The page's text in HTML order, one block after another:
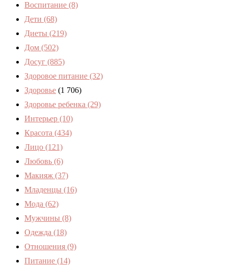
Воспитание (8)
Дети (68)
Диеты (219)
Дом (502)
Досуг (885)
Здоровое питание (32)
Здоровье (1 706)
Здоровье ребенка (29)
Интерьер (10)
Красота (434)
Лицо (121)
Любовь (6)
Макияж (37)
Младенцы (16)
Мода (62)
Мужчины (8)
Одежда (18)
Отношения (9)
Питание (14)